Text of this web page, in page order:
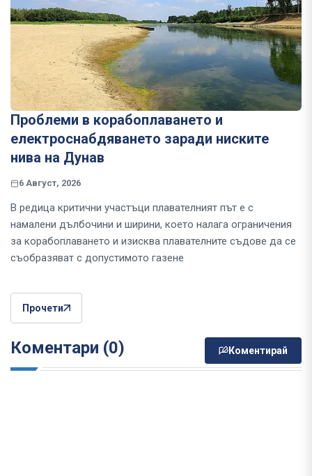
Проблеми в корабоплаването и
електроснабдяването заради ниските
нива на Дунав
6 Август, 2026
В редица критични участъци плавателният път е с
намалени дълбочини и ширини, което налага ограничения
за корабоплаването и изисква плавателните съдове да се
съобразяват с допустимото газене
Прочети
Коментари (0) Коментирай